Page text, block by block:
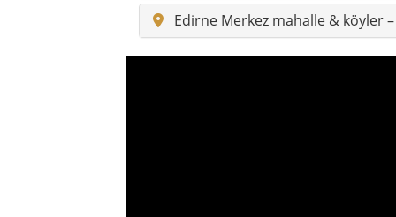
Edirne Merkez mahalle & köyler –